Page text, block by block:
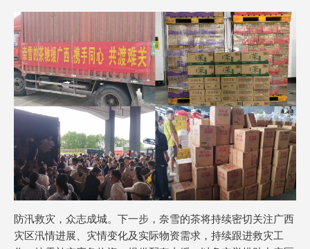
防汛救灾，众志成城。下一步，奈雪的茶将持续密切关注广西
灾区汛情进展、灾情变化及实际物资需求，持续跟进救灾工